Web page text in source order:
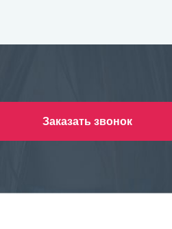
Заказать звонок